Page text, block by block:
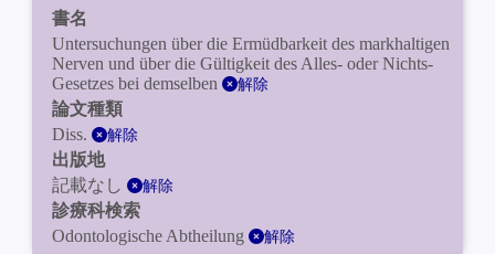
書名
Untersuchungen über die Ermüdbarkeit des markhaltigen
Nerven und über die Gültigkeit des Alles- oder Nichts-
Gesetzes bei demselben
解除
論文種類
Diss.
解除
出版地
記載なし
解除
診療科検索
Odontologische Abtheilung
解除